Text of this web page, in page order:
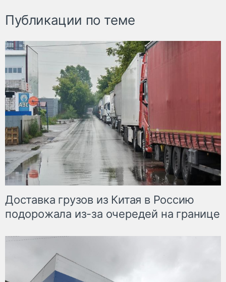
Публикации по теме
Доставка грузов из Китая в Россию
подорожала из-за очередей на границе